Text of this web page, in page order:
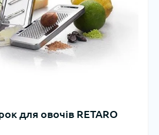
для овочів RETARO